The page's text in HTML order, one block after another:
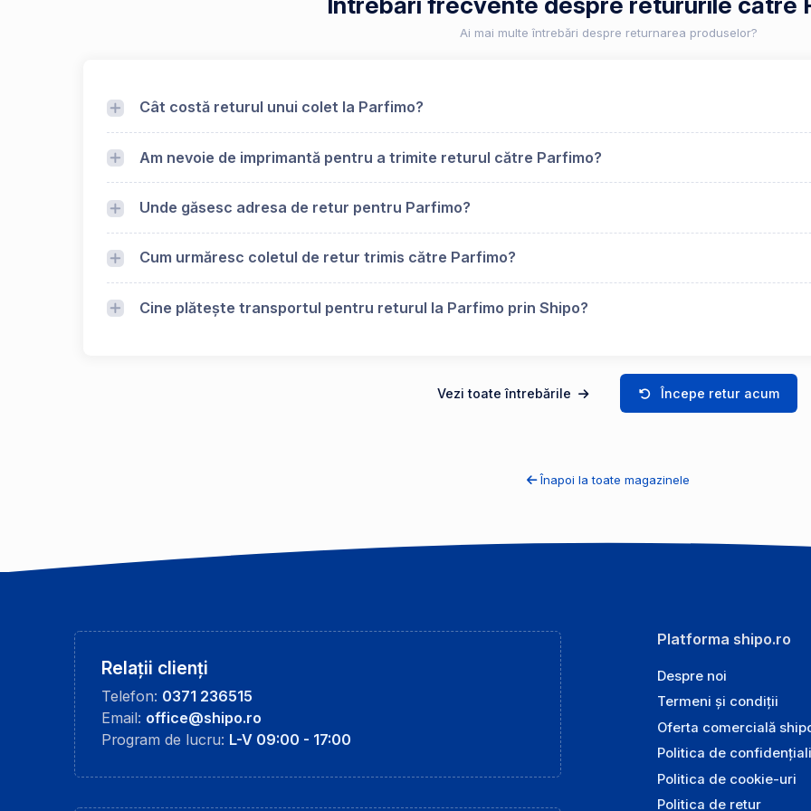
Ai mai multe întrebări despre returnarea produselor?
Cât costă returul unui colet la Parfimo?
Am nevoie de imprimantă pentru a trimite returul către Parfimo?
Unde găsesc adresa de retur pentru Parfimo?
Cum urmăresc coletul de retur trimis către Parfimo?
Cine plătește transportul pentru returul la Parfimo prin Shipo?
Vezi toate întrebările Începe retur acum
Înapoi la toate magazinele
Relații clienți
Telefon: 0371 236515
Email: office@shipo.ro
Program de lucru: L-V 09:00 - 17:00
Platforma shipo.ro
Despre noi
Termeni și condiții
Oferta comercială
Politica de
Politica de cookie-uri
Politica de retur